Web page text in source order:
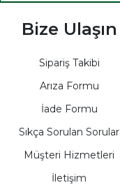
Bize Ulaşın
Sipariş Takibi
Arıza Formu
İade Formu
Sıkça Sorulan Sorular
Müşteri Hizmetleri
İletişim